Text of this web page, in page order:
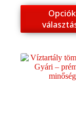
Opciók
a
több
van.
A